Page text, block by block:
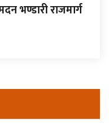
भण्डारी राजमार्ग